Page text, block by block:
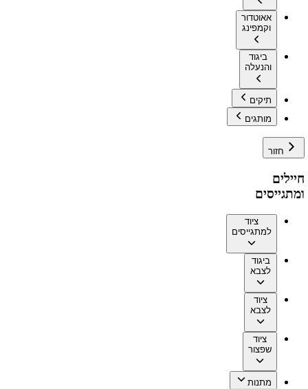
אאוטדור
וקמפינג
ביגוד
והנעלה
תיקים
מותגים
חזור
חיילים
ומתגייסים
ציוד
למתגייסים
ביגוד
לצבא
ציוד
לצבא
ציוד
שפצור
מתנות